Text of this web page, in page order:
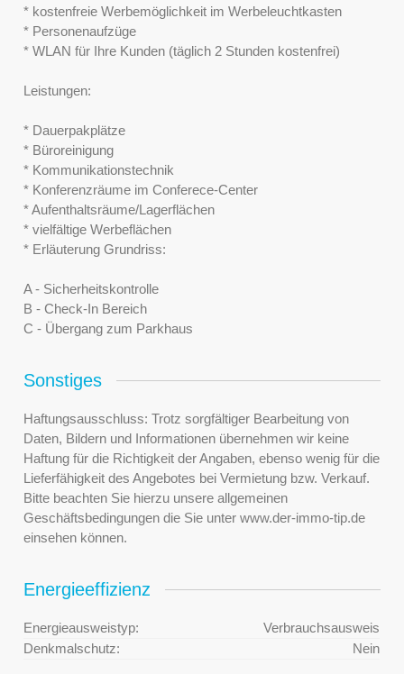
* kostenfreie Werbemöglichkeit im Werbeleuchtkasten
* Personenaufzüge
* WLAN für Ihre Kunden (täglich 2 Stunden kostenfrei)
Leistungen:
* Dauerpakplätze
* Büroreinigung
* Kommunikationstechnik
* Konferenzräume im Conferece-Center
* Aufenthaltsräume/Lagerflächen
* vielfältige Werbeflächen
* Erläuterung Grundriss:
A - Sicherheitskontrolle
B - Check-In Bereich
C - Übergang zum Parkhaus
Sonstiges
Haftungsausschluss: Trotz sorgfältiger Bearbeitung von
Daten, Bildern und Informationen übernehmen wir keine
Haftung für die Richtigkeit der Angaben, ebenso wenig für die
Lieferfähigkeit des Angebotes bei Vermietung bzw. Verkauf.
Bitte beachten Sie hierzu unsere allgemeinen
Geschäftsbedingungen die Sie unter www.der-immo-tip.de
einsehen können.
Energieeffizienz
Energieausweistyp:
Verbrauchsausweis
Denkmalschutz:
Nein